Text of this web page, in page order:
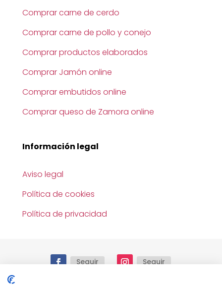
Comprar carne de cerdo
Comprar carne de pollo y conejo
Comprar productos elaborados
Comprar Jamón online
Comprar embutidos online
Comprar queso de Zamora online
Información legal
Aviso legal
Política de cookies
Política de privacidad
Seguir Seguir